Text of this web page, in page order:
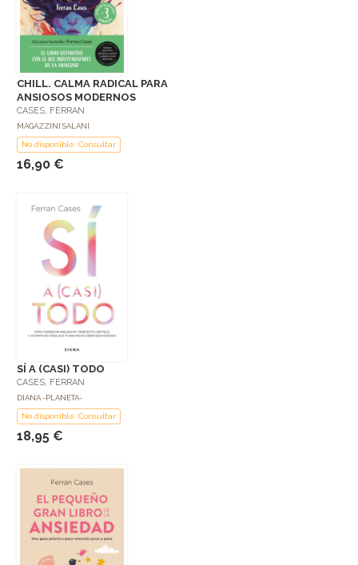
CHILL. CALMA RADICAL PARA
ANSIOSOS MODERNOS
CASES, FERRAN
MAGAZZINI SALANI
No disponible: Consultar
16,90 €
SÍ A (CASI) TODO
CASES, FERRAN
DIANA -PLANETA-
No disponible: Consultar
18,95 €